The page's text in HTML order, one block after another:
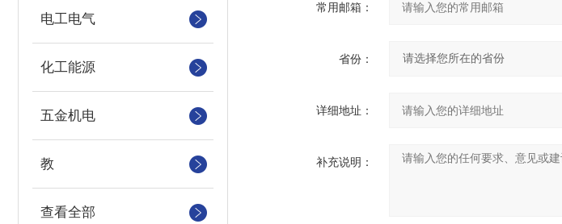
电工电气
化工能源
五金机电
教
查看全部
常用邮箱：
省份：
详细地址：
补充说明：